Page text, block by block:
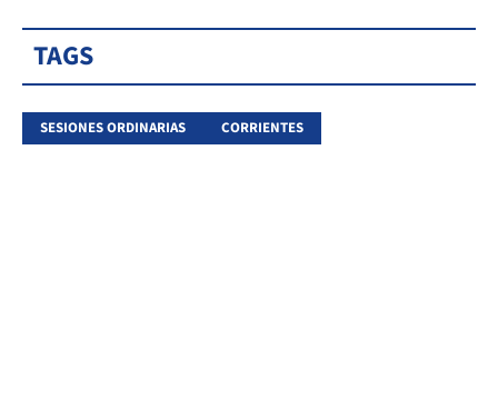
TAGS
SESIONES ORDINARIAS CORRIENTES